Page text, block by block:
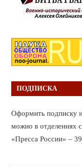
ПОДПИСКА
Оформить подписку
можно в отделениях
«Пресса России» –